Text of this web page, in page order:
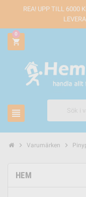
REA! UPP TILL 6000
shopping_cart
0
view_headline
chevron_right Varumärken chevron_right
HEM